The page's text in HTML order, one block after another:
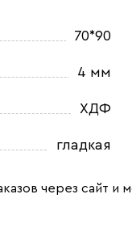
70*90
4 мм
ХДФ
гладкая
через сайт и